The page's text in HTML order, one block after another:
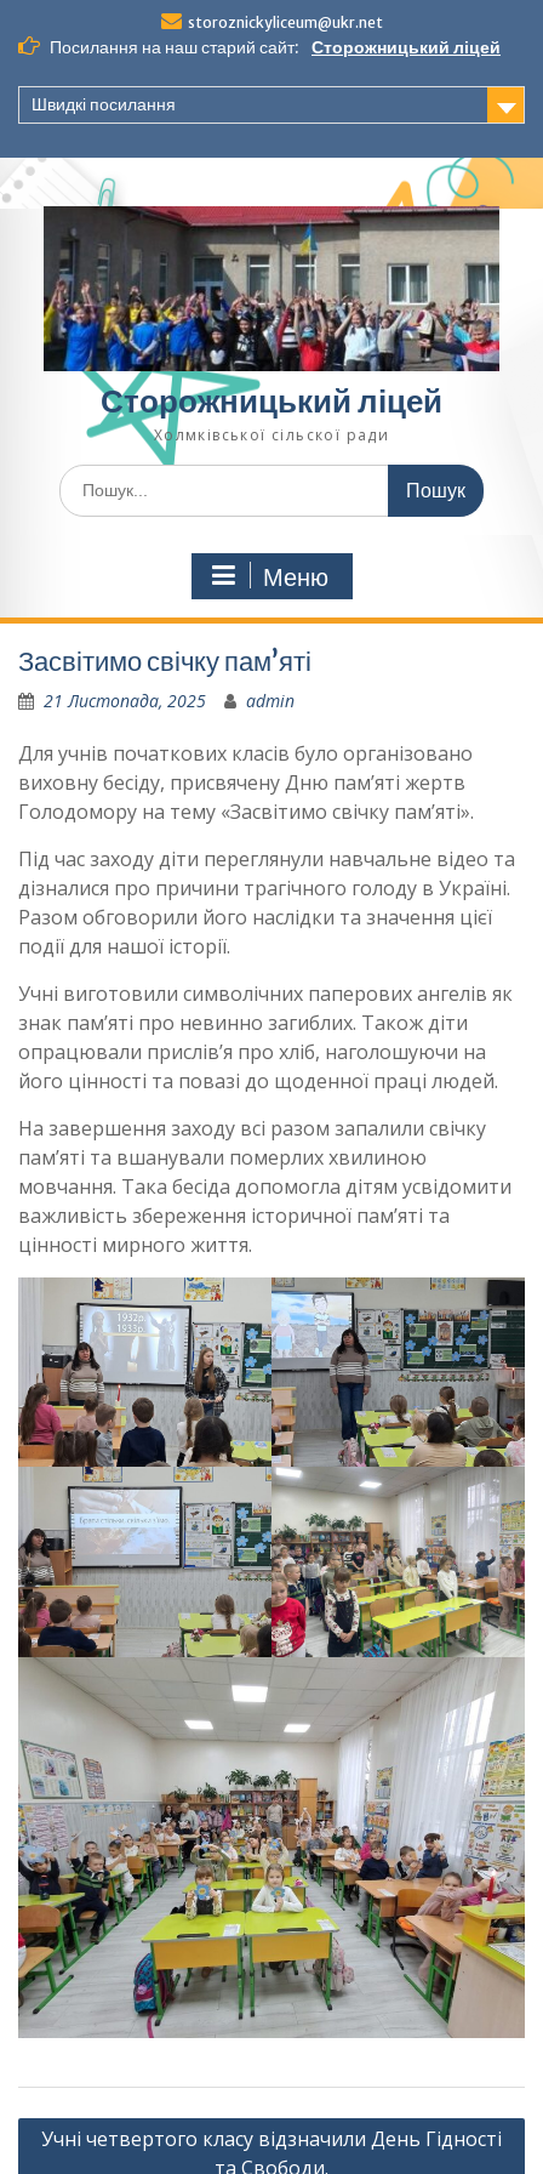
до
вмісту
storoznickyliceum@ukr.net
Посилання на наш старий сайт: Сторожницький ліцей
Швидкі посилання
Сторожницький ліцей
Холмківської сільскої ради
Шукати:
Меню
Засвітимо свічку пам’яті
21 Листопада, 2025 admin
Для учнів початкових класів було організовано
виховну бесіду, присвячену Дню пам’яті жертв
Голодомору на тему «Засвітимо свічку пам’яті».
Під час заходу діти переглянули навчальне відео та
дізналися про причини трагічного голоду в Україні.
Разом обговорили його наслідки та значення цієї
події для нашої історії.
Учні виготовили символічних паперових ангелів як
знак пам’яті про невинно загиблих. Також діти
опрацювали прислів’я про хліб, наголошуючи на
його цінності та повазі до щоденної праці людей.
На завершення заходу всі разом запалили свічку
пам’яті та вшанували померлих хвилиною
мовчання. Така бесіда допомогла дітям усвідомити
важливість збереження історичної пам’яті та
цінності мирного життя.
Навігація
Учні четвертого класу відзначили День Гідності
та Свободи.